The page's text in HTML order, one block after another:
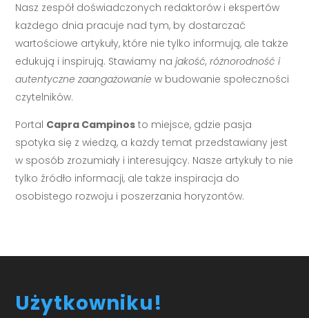
Nasz zespół doświadczonych redaktorów i ekspertów
każdego dnia pracuje nad tym, by dostarczać
wartościowe artykuły, które nie tylko informują, ale także
edukują i inspirują. Stawiamy najakość, różnorodność i
autentyczne zaangażowanie w budowanie społeczności
czytelników.
Portal Capra Campinos to miejsce, gdzie pasja
spotyka się z wiedzą, a każdy temat przedstawiany jest
w sposób zrozumiały i interesujący. Nasze artykuły to nie
tylko źródło informacji, ale także inspiracja do
osobistego rozwoju i poszerzania horyzontów.
Użytkowniku!